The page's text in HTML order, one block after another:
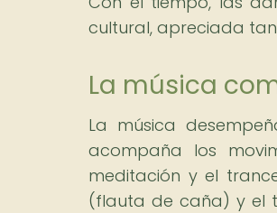
cultural, apreciada
La música
La música
acompaña los
meditación y el
(flauta de caña) y el